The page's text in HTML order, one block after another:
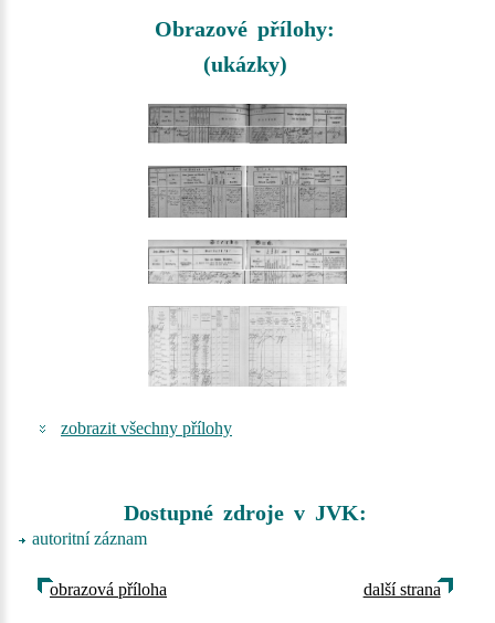
Obrazové přílohy:
(ukázky)
zobrazit všechny přílohy
Dostupné zdroje v JVK:
autoritní záznam
obrazová příloha další strana